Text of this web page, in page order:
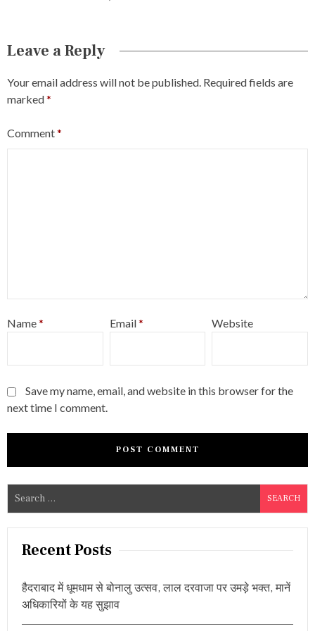
Leave a Reply
Your email address will not be published. Required fields are
marked*
Comment*
Name* Email* Website
Save my name, email, and website in this browser for the
next time I comment.
a
Recent Posts
हैदराबाद में धूमधाम से बोनालु उत्सव, लाल दरवाजा पर उमड़े भक्त, मानें
अधिकारियों के यह सुझाव